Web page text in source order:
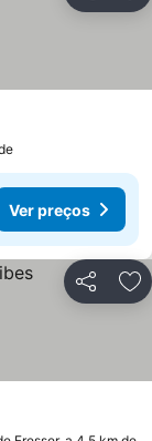
Ver preços
Partilhar